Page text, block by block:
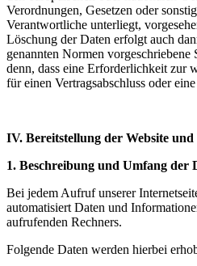
Verordnungen, Gesetzen oder
Verantwortliche unterliegt,
Löschung der Daten erfolgt auch
genannten Normen vorgeschriebene
denn, dass eine Erforderlichkeit zur
für einen Vertragsabschluss oder
IV. Bereitstellung der Website
1. Beschreibung und Umfang der
Bei jedem Aufruf unserer
automatisiert Daten und
aufrufenden Rechners.
Folgende Daten werden hierbei